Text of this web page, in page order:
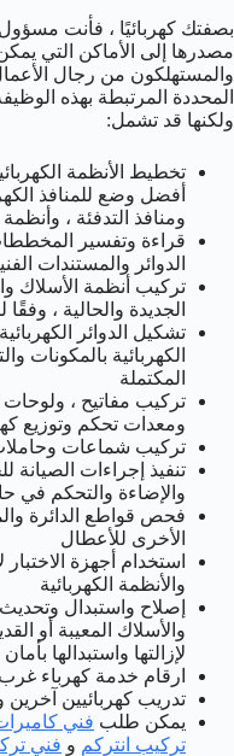
بصفتك كهربائيًا ، فأنت
مصدرها إلى الأماكن التي
والمستهلكون من رجال
المحددة المرتبطة بهذه
ولكنها قد تشمل:
تخطيط الأنظمة
أفضل وضع للمنافذ
ومنافذ التدفئة ، وأنظمة
قراءة وتفسير
الدوائر والمستندات
تركيب أنظمة الأسلاك
الجديدة والحالية ، وفقًا
تشكيل الدوائر
الكهربائية بالمكونات
المكتملة
تركيب مفاتيح ،
ومعدات تحكم وتوزيع
تركيب شماعات وحاملات
تنفيذ إجراءات الصيانة
والإضاءة والتحكم في
فحص قواطع الدائرة
الأخرى للأعطال
استخدام أجهزة
والأنظمة الكهربائية
إصلاح واستبدال وتحديث
والأسلاك المعيبة أو
لإزالتها واستبدالها بأمان
ارقام خدمة كهرباء
تدريب كهربائيين آخرين
يمكن طلب فني
تركيب انتركم و فني